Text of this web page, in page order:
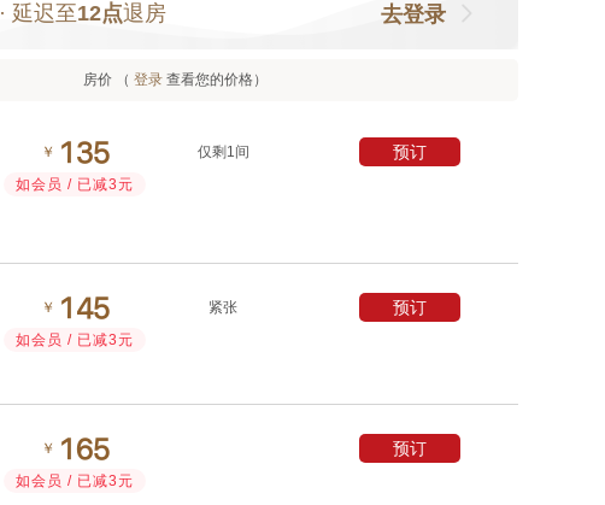
· 延迟至12点退房 去登录
房价 （ 登录 查看您的价格）
￥  
如会员 / 已减3元
仅剩1间 预订
￥  
如会员 / 已减3元
紧张 预订
￥  
如会员 / 已减3元
预订